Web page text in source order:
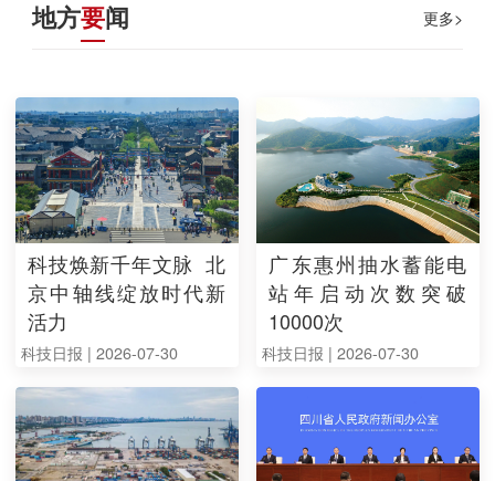
地方要闻 更多>
科技焕新千年文脉 北
京中轴线绽放时代新
活力
科技日报 | 2026-07-30
广东惠州抽水蓄能电
站年启动次数突破
10000次
科技日报 | 2026-07-30